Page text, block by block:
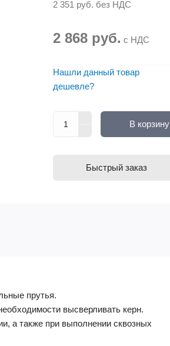
2 351 руб. без НДС
2 868 руб. с НДС
Нашли данный товар
дешевле?
В корзину
Быстрый заказ
прутья.
высверливать керн.
а также при выполнении сквозных